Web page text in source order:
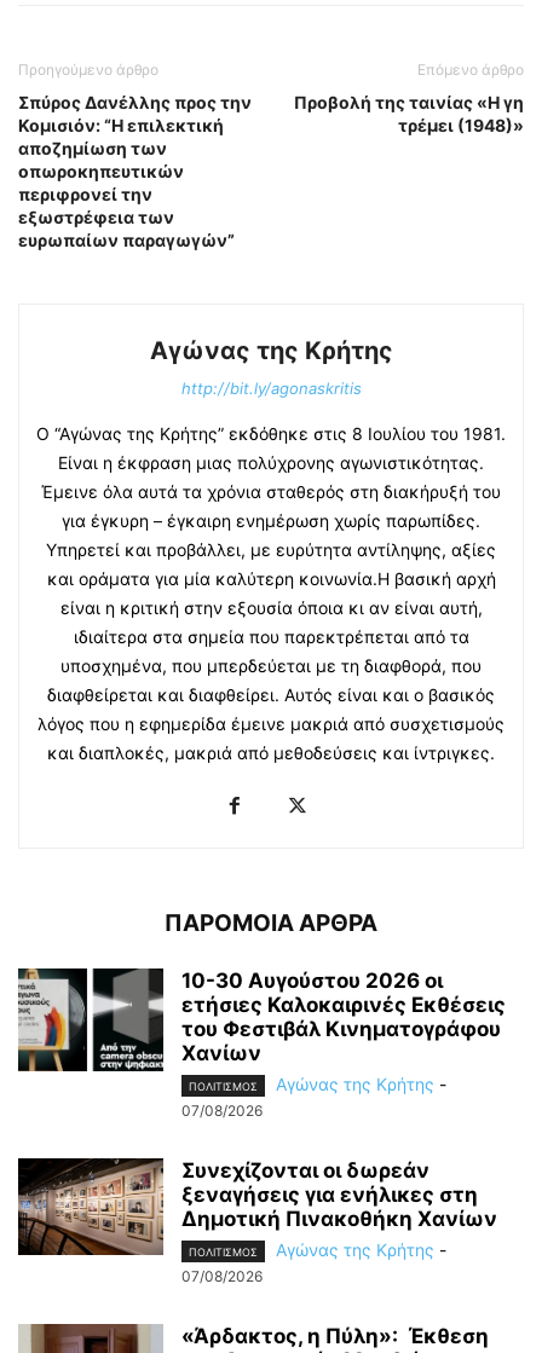
Προηγούμενο άρθρο
Σπύρος Δανέλλης προς την
Κομισιόν: “Η επιλεκτική
αποζημίωση των
οπωροκηπευτικών
περιφρονεί την
εξωστρέφεια των
ευρωπαίων παραγωγών”
Επόμενο άρθρο
Προβολή της ταινίας «Η γη
τρέμει (1948)»
Αγώνας της Κρήτης
http://bit.ly/agonaskritis
Ο “Αγώνας της Κρήτης” εκδόθηκε στις 8 Ιουλίου του 1981.
Είναι η έκφραση μιας πολύχρονης αγωνιστικότητας.
Έμεινε όλα αυτά τα χρόνια σταθερός στη διακήρυξή του
για έγκυρη – έγκαιρη ενημέρωση χωρίς παρωπίδες.
Υπηρετεί και προβάλλει, με ευρύτητα αντίληψης, αξίες
και οράματα για μία καλύτερη κοινωνία.Η βασική αρχή
είναι η κριτική στην εξουσία όποια κι αν είναι αυτή,
ιδιαίτερα στα σημεία που παρεκτρέπεται από τα
υποσχημένα, που μπερδεύεται με τη διαφθορά, που
διαφθείρεται και διαφθείρει. Αυτός είναι και ο βασικός
λόγος που η εφημερίδα έμεινε μακριά από συσχετισμούς
και διαπλοκές, μακριά από μεθοδεύσεις και ίντριγκες.
ΠΑΡΟΜΟΙΑ ΑΡΘΡΑ
10-30 Αυγούστου 2026 οι
ετήσιες Καλοκαιρινές Εκθέσεις
του Φεστιβάλ Κινηματογράφου
Χανίων
ΠΟΛΙΤΙΣΜΟΣ Αγώνας της Κρήτης -
07/08/2026
Συνεχίζονται οι δωρεάν
ξεναγήσεις για ενήλικες στη
Δημοτική Πινακοθήκη Χανίων
ΠΟΛΙΤΙΣΜΟΣ Αγώνας της Κρήτης -
07/08/2026
«Άρδακτος, η Πύλη»: Έκθεση